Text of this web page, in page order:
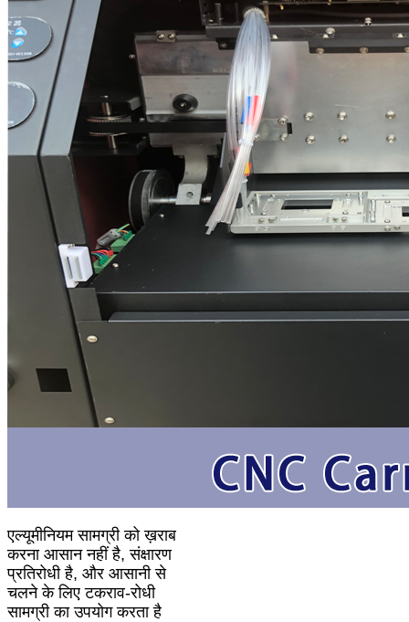
एल्यूमीनियम सामग्री को ख़राब
करना आसान नहीं है, संक्षारण
प्रतिरोधी है, और आसानी से
चलने के लिए टकराव-रोधी
सामग्री का उपयोग करता है